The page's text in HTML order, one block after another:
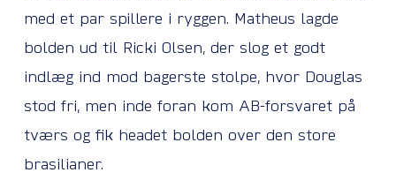
med et par spillere i ryggen. Matheus lagde
bolden ud til Ricki Olsen, der slog et godt
indlæg ind mod bagerste stolpe, hvor Douglas
stod fri, men inde foran kom AB-forsvaret på
tværs og fik headet bolden over den store
brasilianer.